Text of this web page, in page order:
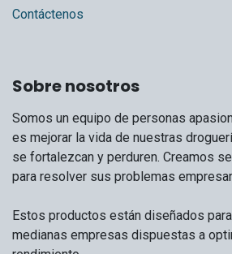
Contáctenos
Sobre nosotros
Somos un equipo de personas
es mejorar la vida de nuestras
se fortalezcan y perduren. Creamos
para resolver sus problemas
Estos productos están diseñados
medianas empresas dispuestas a